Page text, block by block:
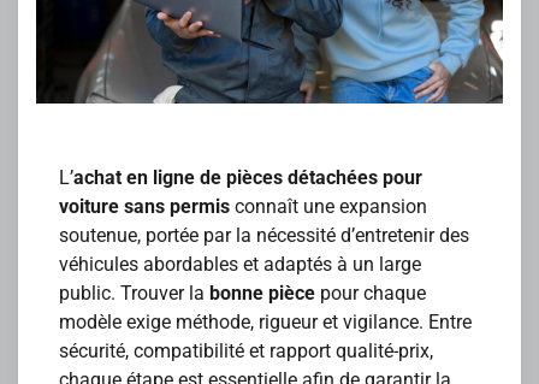
L’achat en ligne de pièces détachées pour
voiture sans permis connaît une expansion
soutenue, portée par la nécessité d’entretenir des
véhicules abordables et adaptés à un large
public. Trouver labonne pièce pour chaque
modèle exige méthode, rigueur et vigilance. Entre
sécurité, compatibilité et rapport qualité-prix,
chaque étape est essentielle afin de garantir la